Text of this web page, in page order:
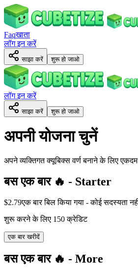
Faqखाता
लॉग इन करें
साझा करें शुरू हो जाओ
लॉग इन करें
साझा करें शुरू हो जाओ
अपनी योजना चुनें
अपने व्यक्तिगत क्यूबिक्स वर्ण बनाने के लिए
बस एक बार 🔥 - Starter
$2.79एक बार बिल किया गया - कोई सदस्यता
शुरू करने के लिए 150 क्रेडिट
एक बार खरीदें
बस एक बार 🔥 - More